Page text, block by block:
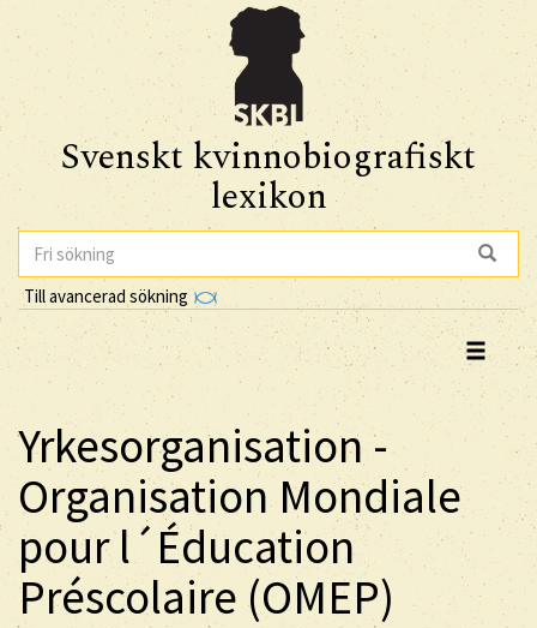
Svenskt kvinnobiografiskt
lexikon
Till avancerad sökning
Yrkesorganisation -
Organisation Mondiale
pour l´Éducation
Préscolaire (OMEP)